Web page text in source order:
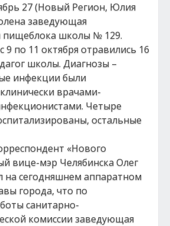
27 (Новый Регион, Юлия
заведующая
пищеблока школы № 129.
по 11 октября отравились 16
школы. Диагнозы –
инфекции были
врачами-
Четыре
остальные
«Нового
вице-мэр Челябинска Олег
на сегодняшнем аппаратном
города, что по
санитарно-
комиссии заведующая